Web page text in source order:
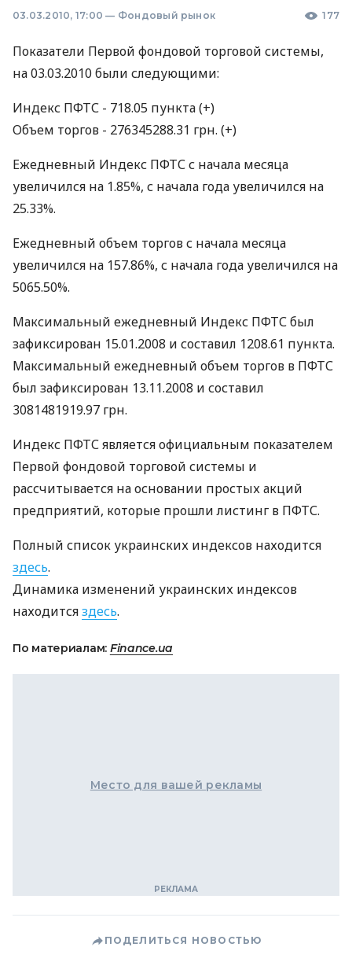
03.03.2010, 17:00 — Фондовый рынок 177
Показатели Первой фондовой торговой системы,
на 03.03.2010 были следующими:
Индекс ПФТС - 718.05 пункта (+)
Объем торгов - 276345288.31 грн. (+)
Ежедневный Индекс ПФТС с начала месяца
увеличился на 1.85%, с начала года увеличился на
25.33%.
Ежедневный объем торгов с начала месяца
увеличился на 157.86%, с начала года увеличился на
5065.50%.
Максимальный ежедневный Индекс ПФТС был
зафиксирован 15.01.2008 и составил 1208.61 пункта.
Максимальный ежедневный объем торгов в ПФТС
был зафиксирован 13.11.2008 и составил
3081481919.97 грн.
Индекс ПФТС является официальным показателем
Первой фондовой торговой системы и
рассчитывается на основании простых акций
предприятий, которые прошли листинг в ПФТС.
Полный список украинских индексов находится
здесь.
Динамика изменений украинских индексов
находитсяздесь.
По материалам: Finance.ua
Место для вашей рекламы
ПОДЕЛИТЬСЯ НОВОСТЬЮ